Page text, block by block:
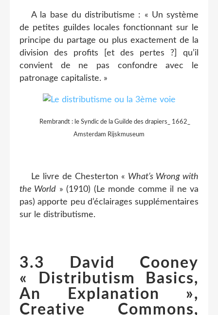
A la base du distributisme : « Un système
de petites guildes locales fonctionnant sur le
principe du partage ou plus exactement de la
division des profits [et des pertes ?] qu’il
convient de ne pas confondre avec le
patronage capitaliste. »
Rembrandt : le Syndic de la Guilde des drapiers_ 1662_
Amsterdam Rijskmuseum
Le livre de Chesterton « What’s Wrong with
the World » (1910) (Le monde comme il ne va
pas) apporte peu d’éclairages supplémentaires
sur le distributisme.
3.3 David Cooney
« Distributism Basics,
An Explanation »,
Creative Commons,